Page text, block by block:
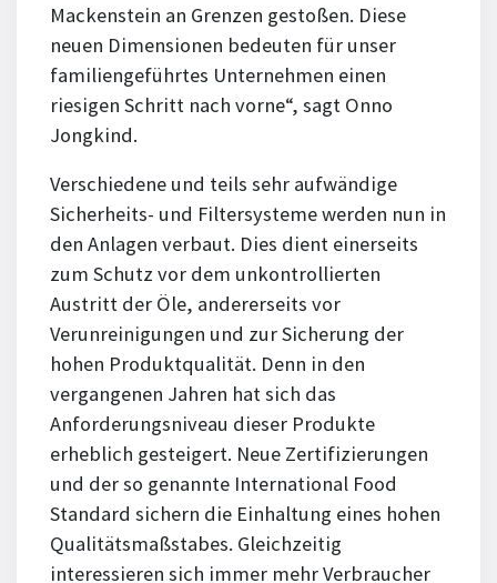
Mackenstein an Grenzen gestoßen. Diese
neuen Dimensionen bedeuten für unser
familiengeführtes Unternehmen einen
riesigen Schritt nach vorne“, sagt Onno
Jongkind.
Verschiedene und teils sehr aufwändige
Sicherheits- und Filtersysteme werden nun in
den Anlagen verbaut. Dies dient einerseits
zum Schutz vor dem unkontrollierten
Austritt der Öle, andererseits vor
Verunreinigungen und zur Sicherung der
hohen Produktqualität. Denn in den
vergangenen Jahren hat sich das
Anforderungsniveau dieser Produkte
erheblich gesteigert. Neue Zertifizierungen
und der so genannte International Food
Standard sichern die Einhaltung eines hohen
Qualitätsmaßstabes. Gleichzeitig
interessieren sich immer mehr Verbraucher